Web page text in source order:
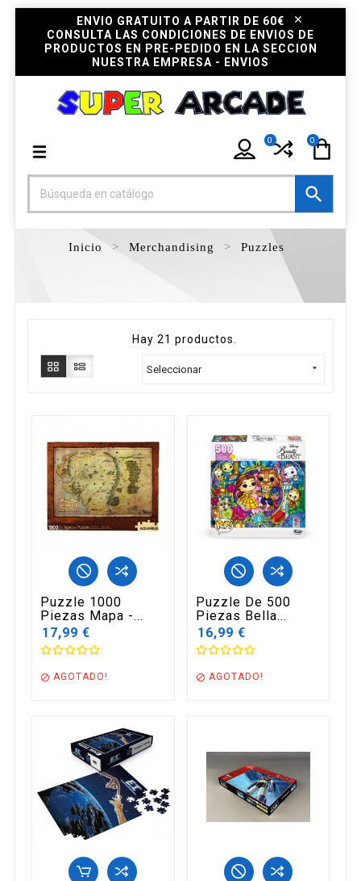
ENVIO GRATUITO A PARTIR DE 60€
CONSULTA LAS CONDICIONES DE ENVIOS DE
PRODUCTOS EN PRE-PEDIDO EN LA SECCION
NUESTRA EMPRESA - ENVIOS
0
0

Inicio Merchandising Puzzles
Hay 21 productos.
Seleccionar 
Puzzle 1000
Piezas Mapa -...
17,99 €
 AGOTADO!
Puzzle De 500
Piezas Bella...
16,99 €
 AGOTADO!